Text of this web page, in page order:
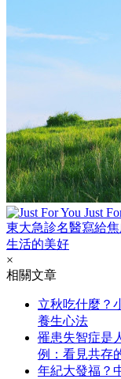
Just
東大急診名醫寫給
生活的美好
×
相關文章
立秋吃什麼？
養生心法
罹患失智症是
例：看見共存
年紀大發福？